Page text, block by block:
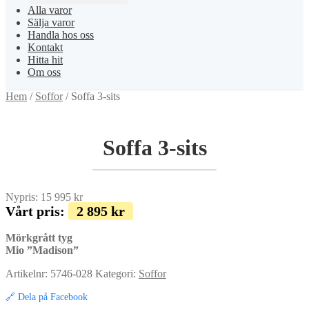
Alla varor
Sälja varor
Handla hos oss
Kontakt
Hitta hit
Om oss
Hem / Soffor/ Soffa 3-sits
Soffa 3-sits
Nypris: 15 995 kr
Vårt pris: 2 895 kr
Mörkgrått tyg
Mio ”Madison”
Artikelnr: 5746-028 Kategori: Soffor
🔗 Dela på Facebook